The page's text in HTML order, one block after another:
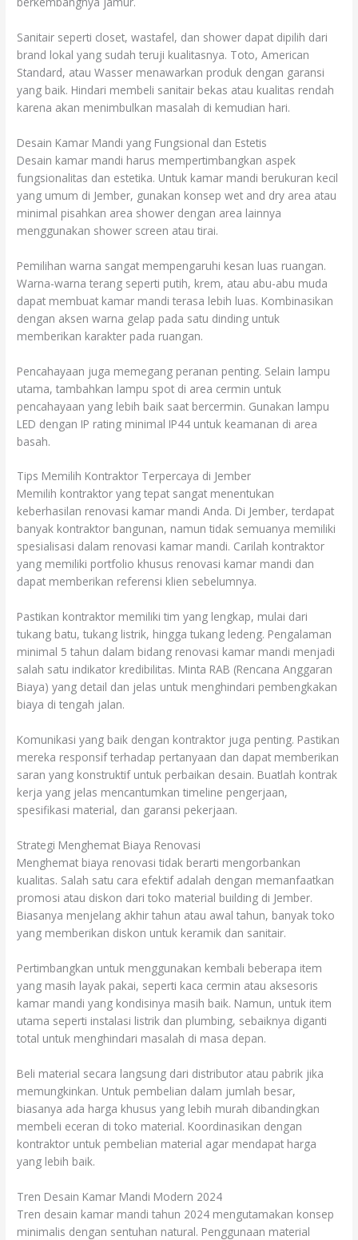
Sanitair seperti closet, wastafel, dan shower dapat dipilih dari
brand lokal yang sudah teruji kualitasnya. Toto, American
Standard, atau Wasser menawarkan produk dengan garansi
yang baik. Hindari membeli sanitair bekas atau kualitas rendah
karena akan menimbulkan masalah di kemudian hari.
Desain Kamar Mandi yang Fungsional dan Estetis
Desain kamar mandi harus mempertimbangkan aspek
fungsionalitas dan estetika. Untuk kamar mandi berukuran kecil
yang umum di Jember, gunakan konsep wet and dry area atau
minimal pisahkan area shower dengan area lainnya
menggunakan shower screen atau tirai.
Pemilihan warna sangat mempengaruhi kesan luas ruangan.
Warna-warna terang seperti putih, krem, atau abu-abu muda
dapat membuat kamar mandi terasa lebih luas. Kombinasikan
dengan aksen warna gelap pada satu dinding untuk
memberikan karakter pada ruangan.
Pencahayaan juga memegang peranan penting. Selain lampu
utama, tambahkan lampu spot di area cermin untuk
pencahayaan yang lebih baik saat bercermin. Gunakan lampu
LED dengan IP rating minimal IP44 untuk keamanan di area
basah.
Tips Memilih Kontraktor Terpercaya di Jember
Memilih kontraktor yang tepat sangat menentukan
keberhasilan renovasi kamar mandi Anda. Di Jember, terdapat
banyak kontraktor bangunan, namun tidak semuanya memiliki
spesialisasi dalam renovasi kamar mandi. Carilah kontraktor
yang memiliki portfolio khusus renovasi kamar mandi dan
dapat memberikan referensi klien sebelumnya.
Pastikan kontraktor memiliki tim yang lengkap, mulai dari
tukang batu, tukang listrik, hingga tukang ledeng. Pengalaman
minimal 5 tahun dalam bidang renovasi kamar mandi menjadi
salah satu indikator kredibilitas. Minta RAB (Rencana Anggaran
Biaya) yang detail dan jelas untuk menghindari pembengkakan
biaya di tengah jalan.
Komunikasi yang baik dengan kontraktor juga penting. Pastikan
mereka responsif terhadap pertanyaan dan dapat memberikan
saran yang konstruktif untuk perbaikan desain. Buatlah kontrak
kerja yang jelas mencantumkan timeline pengerjaan,
spesifikasi material, dan garansi pekerjaan.
Strategi Menghemat Biaya Renovasi
Menghemat biaya renovasi tidak berarti mengorbankan
kualitas. Salah satu cara efektif adalah dengan memanfaatkan
promosi atau diskon dari toko material building di Jember.
Biasanya menjelang akhir tahun atau awal tahun, banyak toko
yang memberikan diskon untuk keramik dan sanitair.
Pertimbangkan untuk menggunakan kembali beberapa item
yang masih layak pakai, seperti kaca cermin atau aksesoris
kamar mandi yang kondisinya masih baik. Namun, untuk item
utama seperti instalasi listrik dan plumbing, sebaiknya diganti
total untuk menghindari masalah di masa depan.
Beli material secara langsung dari distributor atau pabrik jika
memungkinkan. Untuk pembelian dalam jumlah besar,
biasanya ada harga khusus yang lebih murah dibandingkan
membeli eceran di toko material. Koordinasikan dengan
kontraktor untuk pembelian material agar mendapat harga
yang lebih baik.
Tren Desain Kamar Mandi Modern 2024
Tren desain kamar mandi tahun 2024 mengutamakan konsep
minimalis dengan sentuhan natural. Penggunaan material